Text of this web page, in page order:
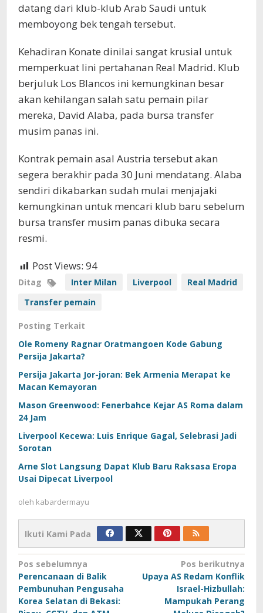
datang dari klub-klub Arab Saudi untuk
memboyong bek tengah tersebut.
Kehadiran Konate dinilai sangat krusial untuk
memperkuat lini pertahanan Real Madrid. Klub
berjuluk Los Blancos ini kemungkinan besar
akan kehilangan salah satu pemain pilar
mereka, David Alaba, pada bursa transfer
musim panas ini.
Kontrak pemain asal Austria tersebut akan
segera berakhir pada 30 Juni mendatang. Alaba
sendiri dikabarkan sudah mulai menjajaki
kemungkinan untuk mencari klub baru sebelum
bursa transfer musim panas dibuka secara
resmi.
Post Views: 94
Ditag Inter Milan Liverpool
Real Madrid
Transfer pemain
Posting Terkait
Ole Romeny Ragnar Oratmangoen Kode Gabung
Persija Jakarta?
Persija Jakarta Jor-joran: Bek Armenia Merapat ke
Macan Kemayoran
Mason Greenwood: Fenerbahce Kejar AS Roma dalam
24 Jam
Liverpool Kecewa: Luis Enrique Gagal, Selebrasi Jadi
Sorotan
Arne Slot Langsung Dapat Klub Baru Raksasa Eropa
Usai Dipecat Liverpool
oleh kabardermayu
Ikuti Kami Pada
Navigasi
pos
Pos sebelumnya
Perencanaan di Balik
Pembunuhan Pengusaha
Korea Selatan di Bekasi:
Pos berikutnya
Upaya AS Redam Konflik
Israel-Hizbullah:
Mampukah Perang